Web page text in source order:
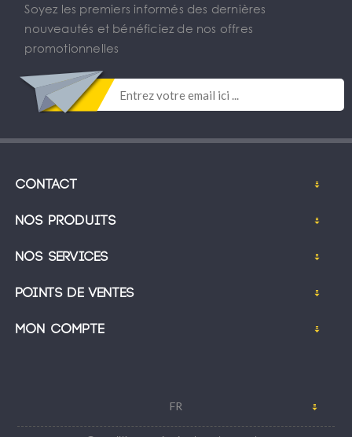
Soyez les premiers informés des dernières
nouveautés et bénéficiez de nos offres
promotionnelles
Contact
Nos produits
Nos services
Points de ventes
Mon compte
FR